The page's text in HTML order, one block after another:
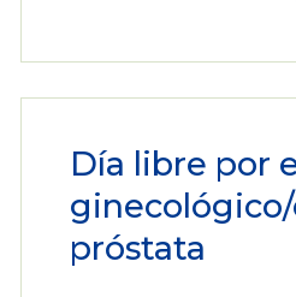
Día libre por
próstata